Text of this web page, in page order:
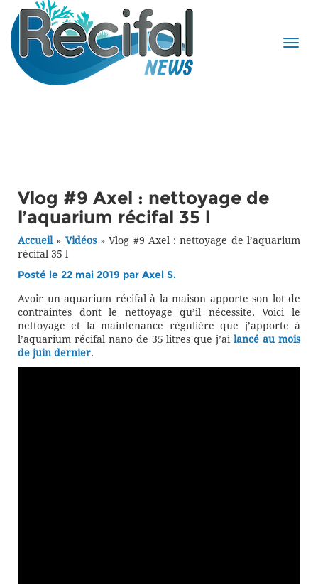
Vlog #9 Axel : nettoyage de
l’aquarium récifal 35 l
Accueil» Vidéos»Vlog #9 Axel : nettoyage de l’aquarium
récifal 35 l
Posté le 22 mai 2019 par Axel S.
Avoir un aquarium récifal à la maison apporte son lot de
contraintes dont le nettoyage qu’il nécessite. Voici le
nettoyage et la maintenance régulière que j’apporte à
l’aquarium récifal nano de 35 litres que j’ailancé au mois
de juin dernier.